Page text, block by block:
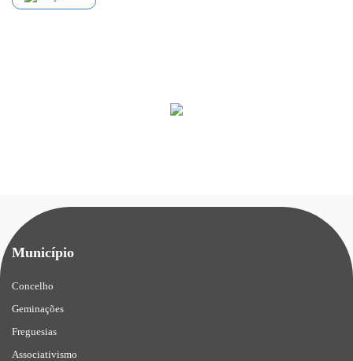
Município
Concelho
Geminações
Freguesias
Associativismo